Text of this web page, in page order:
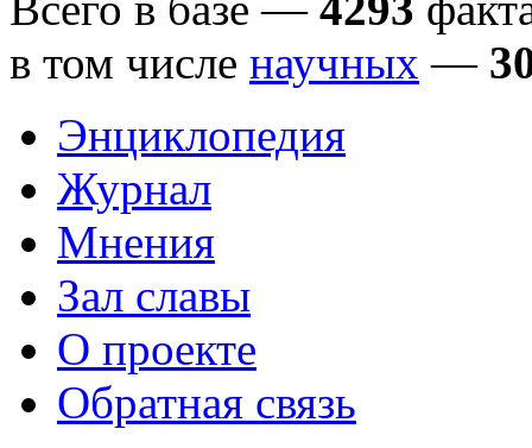
в том числе научных —
Энциклопедия
Журнал
Мнения
Зал славы
О проекте
Обратная связь